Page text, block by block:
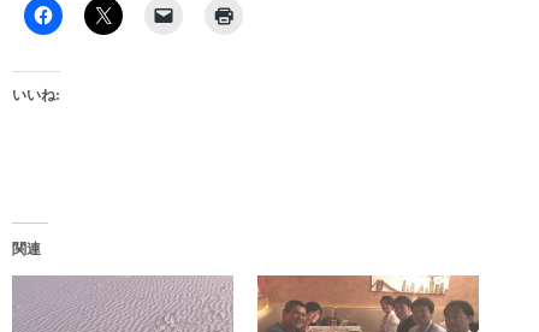
いいね:
関連